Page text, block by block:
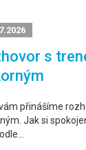
s
přinášíme
Jak si